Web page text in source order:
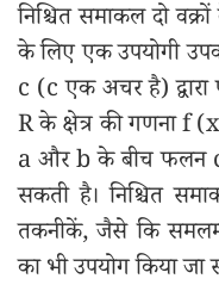
निश्चित समाकल दो
के लिए एक उपयोगी
c (c एक अचर है) द्वारा
R के क्षेत्र की गणना f
a और b के बीच फलन c
सकती है। निश्चित
तकनीकें, जैसे कि
का भी उपयोग किया जा